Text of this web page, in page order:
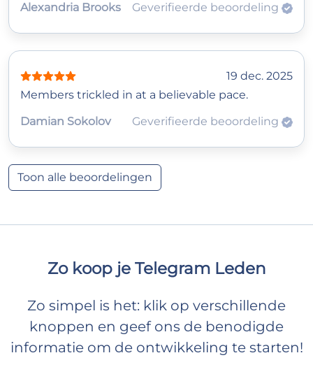
Alexandria Brooks
Geverifieerde beoordeling
19 dec. 2025
Members trickled in at a believable pace.
Damian Sokolov
Geverifieerde beoordeling
Toon alle beoordelingen
Zo koop je Telegram Leden
Zo simpel is het: klik op verschillende
knoppen en geef ons de benodigde
informatie om de ontwikkeling te starten!